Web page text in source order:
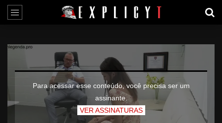
Para acessar esse conteúdo, você precisa ser um
assinante.
VER ASSINATURAS